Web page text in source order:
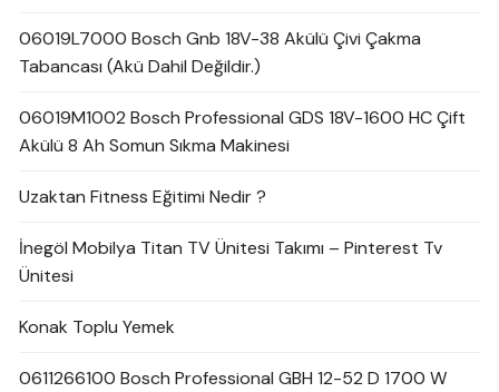
06019L7000 Bosch Gnb 18V-38 Akülü Çivi Çakma
Tabancası (Akü Dahil Değildir.)
06019M1002 Bosch Professional GDS 18V-1600 HC Çift
Akülü 8 Ah Somun Sıkma Makinesi
Uzaktan Fitness Eğitimi Nedir ?
İnegöl Mobilya Titan TV Ünitesi Takımı – Pinterest Tv
Ünitesi
Konak Toplu Yemek
0611266100 Bosch Professional GBH 12-52 D 1700 W